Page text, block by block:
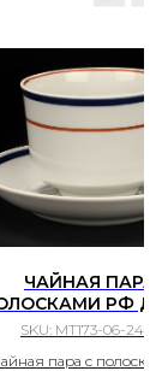
ЧАЙНАЯ ПАРА
РФ
ГУЗАНОВ
SKU: МТ173-06-24-11
пара с